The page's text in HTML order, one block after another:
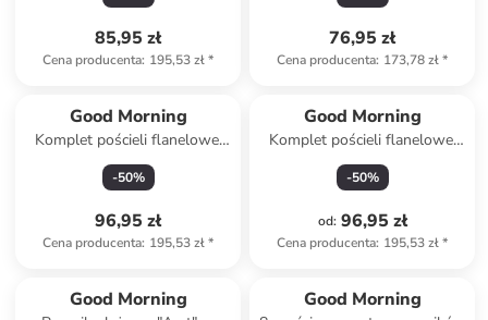
85,95 zł
Cena producenta: 195,53 zł*
76,95 zł
Cena producenta: 173,78 zł*
Good Morning
Komplet pościeli flanelowej
"Ladida" w kolorze
jasnoróżowym
-50%
96,95 zł
Cena producenta: 195,53 zł*
Good Morning
Komplet pościeli flanelowej
"Aila" w kolorze błękitno-
białym
-50%
od: 96,95 zł
Cena producenta: 195,53 zł*
Good Morning Good Morning